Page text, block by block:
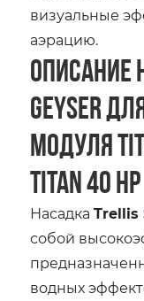
визуальные
аэрацию.
Описание
Geyser
модуля
Titan 40 HP
НасадкаTrellis
собой
водных